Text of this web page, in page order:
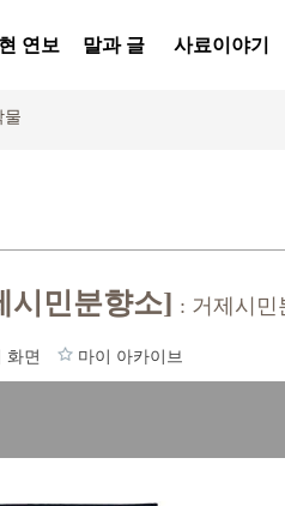
연보 말과 글 사료이야기
물
시민분향소] : 거제시민
화면 마이 아카이브